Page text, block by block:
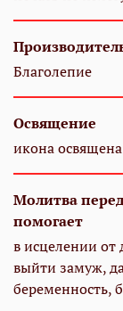
Благолепие
Освящение
икона
Молитва
помогает
в исцелении от
выйти замуж,
беременность,